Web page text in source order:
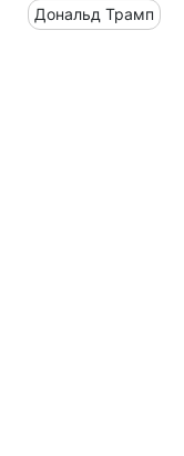
Дональд Трамп